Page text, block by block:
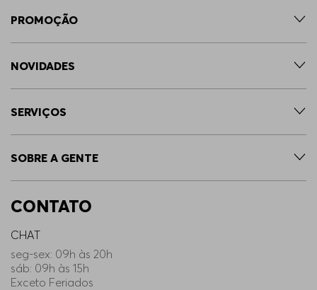
PROMOÇÃO
NOVIDADES
SERVIÇOS
SOBRE A GENTE
CONTATO
CHAT
seg-sex: 09h às 20h
sáb: 09h às 15h
Exceto Feriados